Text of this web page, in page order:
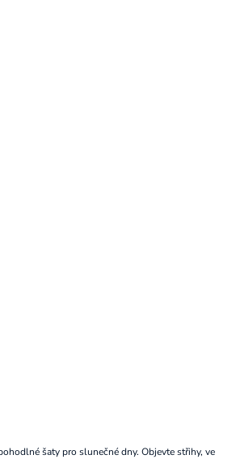
šaty pro slunečné dny. Objevte střihy, ve